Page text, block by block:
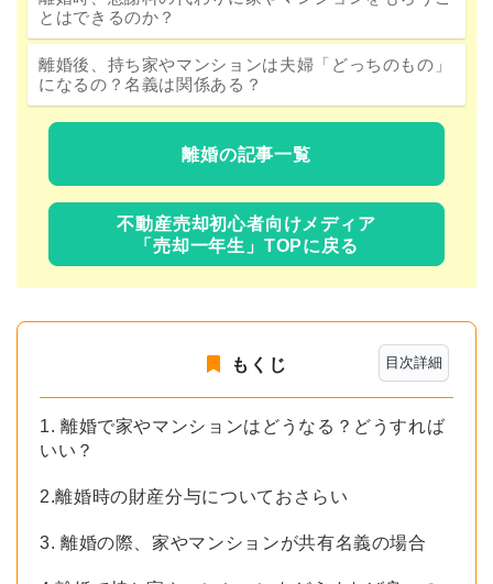
とはできるのか？
離婚後、持ち家やマンションは夫婦「どっちのもの」
になるの？名義は関係ある？
離婚の記事一覧
不動産売却初心者向けメディア
「売却一年生」TOPに戻る
目次詳細
もくじ
1. 離婚で家やマンションはどうなる？どうすれば
いい？
2.離婚時の財産分与についておさらい
3. 離婚の際、家やマンションが共有名義の場合